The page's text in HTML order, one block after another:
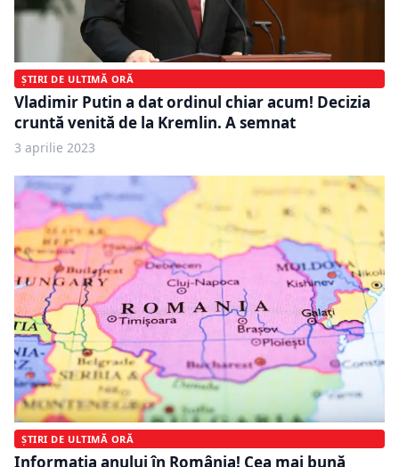
ȘTIRI DE ULTIMĂ ORĂ
Vladimir Putin a dat ordinul chiar acum! Decizia
cruntă venită de la Kremlin. A semnat
3 aprilie 2023
ȘTIRI DE ULTIMĂ ORĂ
Informaţia anului în România! Cea mai bună